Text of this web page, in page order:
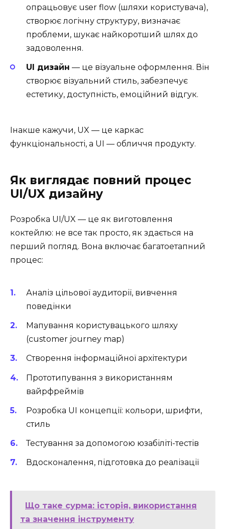
опрацьовує user flow (шляхи користувача),
створює логічну структуру, визначає
проблеми, шукає найкоротший шлях до
задоволення.
UI дизайн — це візуальне оформлення. Він
створює візуальний стиль, забезпечує
естетику, доступність, емоційний відгук.
Інакше кажучи, UX — це каркас
функціональності, а UI — обличчя продукту.
Як виглядає повний процес
UI/UX дизайну
Розробка UI/UX — це як виготовлення
коктейлю: не все так просто, як здається на
перший погляд. Вона включає багатоетапний
процес:
Аналіз цільової аудиторії, вивчення
поведінки
Мапування користувацького шляху
(customer journey map)
Створення інформаційної архітектури
Прототипування з використанням
вайрфреймів
Розробка UI концепції: кольори, шрифти,
стиль
Тестування за допомогою юзабіліті-тестів
Вдосконалення, підготовка до реалізації
Що таке сурма: історія, використання
та значення інструменту